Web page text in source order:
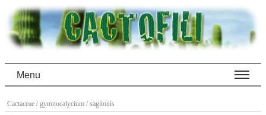
Menu
Cactaceae / gymnocalycium / saglionis